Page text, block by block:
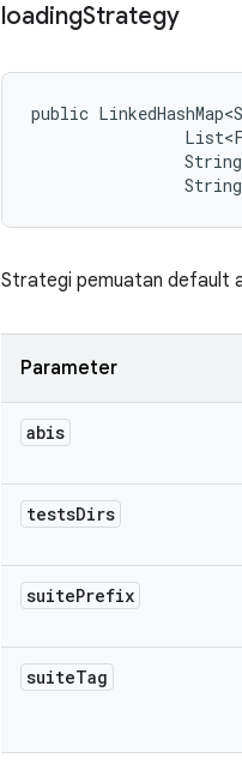
loadingStrategy
public
Strategi pemuatan default
Parameter
abis
testsDirs
suitePrefix
suiteTag